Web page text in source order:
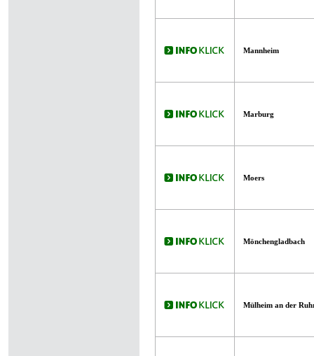
Mannheim
Marburg
Moers
Mönchengladbach
Mülheim an der